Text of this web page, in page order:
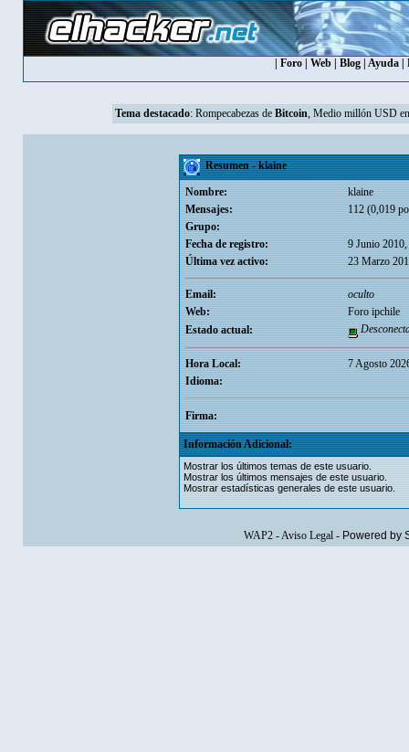
Foro Web Blog Ayuda
Tema destacado: Rompecabezas de Bitcoin, Medio millón USD
Resumen - klaine
Nombre:
klaine
Mensajes:
112 (0,019
Grupo:
Fecha de registro:
9 Junio 2010,
Última vez activo:
23 Marzo
Email:
oculto
Web:
Foro ipchile
Estado actual:
Hora Local:
7 Agosto
Idioma:
Firma:
Información Adicional:
Mostrar los últimos temas de este usuario.
Mostrar los últimos mensajes de este usuario.
Mostrar estadísticas generales de este usuario.
WAP2-Aviso Legal- Powered by